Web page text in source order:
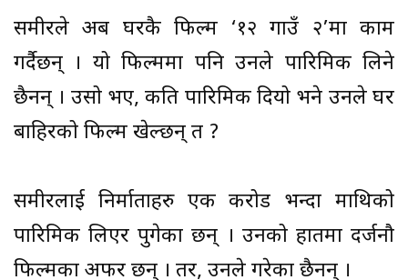
समीरले अब घरकै फिल्म ‘१२ गाउँ २’मा काम
गर्दैछन् । यो फिल्ममा पनि उनले पारिश्रमिक लिने
छैनन् । उसो भए, कति पारिश्रमिक दियो भने उनले घर
बाहिरको फिल्म खेल्छन् त ?
समीरलाई निर्माताहरु एक करोड भन्दा माथिको
पारिश्रमिक लिएर पुगेका छन् । उनको हातमा दर्जनौ
फिल्मका अफर छन् । तर, उनले गरेका छैनन् ।